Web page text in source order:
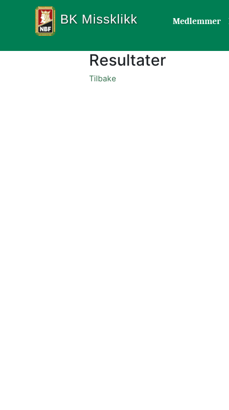
BK Missklikk Medlemmer
Resultater
Tilbake